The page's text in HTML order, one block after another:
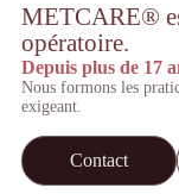
METCARE®
opératoire.
Depuis plus de 17
Nous formons les
exigeant.
Contact